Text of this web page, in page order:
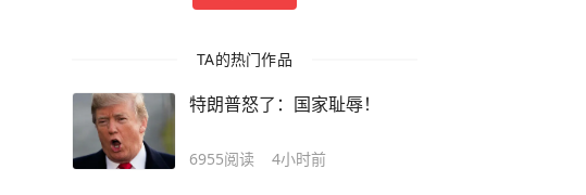
TA的热门作品
特朗普怒了：国家耻辱！
6955阅读 4小时前